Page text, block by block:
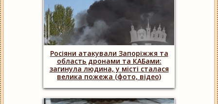
Росіяни атакували Запоріжжя та
область дронами та КАБами:
загинула людина, у місті сталася
велика пожежа (фото, відео)